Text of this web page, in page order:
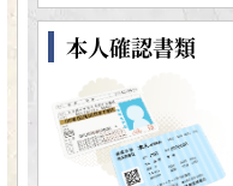
本人確認書類